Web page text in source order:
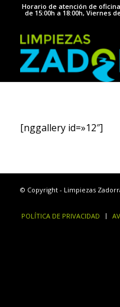
Horario de atención de
de 15:00h a 18:00h, Viernes
[nggallery id=»12″]
© Copyright - Limpiezas
POLÍTICA DE PRIVACIDAD